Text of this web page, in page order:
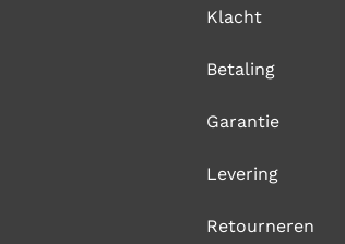
Klacht
Betaling
Garantie
Levering
Retourneren